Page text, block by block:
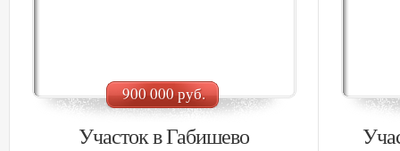
900 000 руб.
Участок в Габишево